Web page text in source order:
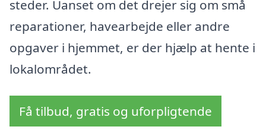
steder. Uanset om det drejer sig om små
reparationer, havearbejde eller andre
opgaver i hjemmet, er der hjælp at hente i
lokalområdet.
Få tilbud, gratis og uforpligtende